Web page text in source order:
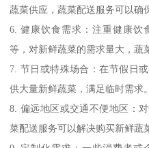
蔬菜供应，蔬菜配送服务可以确
6. 健康饮食需求：注重健康饮
等，对新鲜蔬菜的需求量大，蔬
7. 节日或特殊场合：在节假日
供大量新鲜蔬菜，满足临时需求。
8. 偏远地区或交通不便地区：
菜配送服务可以解决购买新鲜蔬